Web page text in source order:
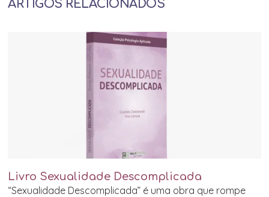
ARTIGOS RELACIONADOS
Livro Sexualidade Descomplicada
“Sexualidade Descomplicada” é uma obra que rompe